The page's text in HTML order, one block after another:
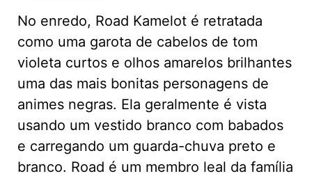
No enredo, Road Kamelot é retratada
como uma garota de cabelos de tom
violeta curtos e olhos amarelos brilhantes
uma das mais bonitas personagens de
animes negras. Ela geralmente é vista
usando um vestido branco com babados
e carregando um guarda-chuva preto e
branco. Road é um membro leal da família